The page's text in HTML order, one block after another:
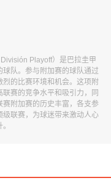
Playoff）是巴拉圭甲
队。参与附加赛的球队通过
的比赛环境和机会。这项附
赛的竞争水平和吸引力，同
附加赛的历史丰富，各支参
联赛，为球迷带来激动人心